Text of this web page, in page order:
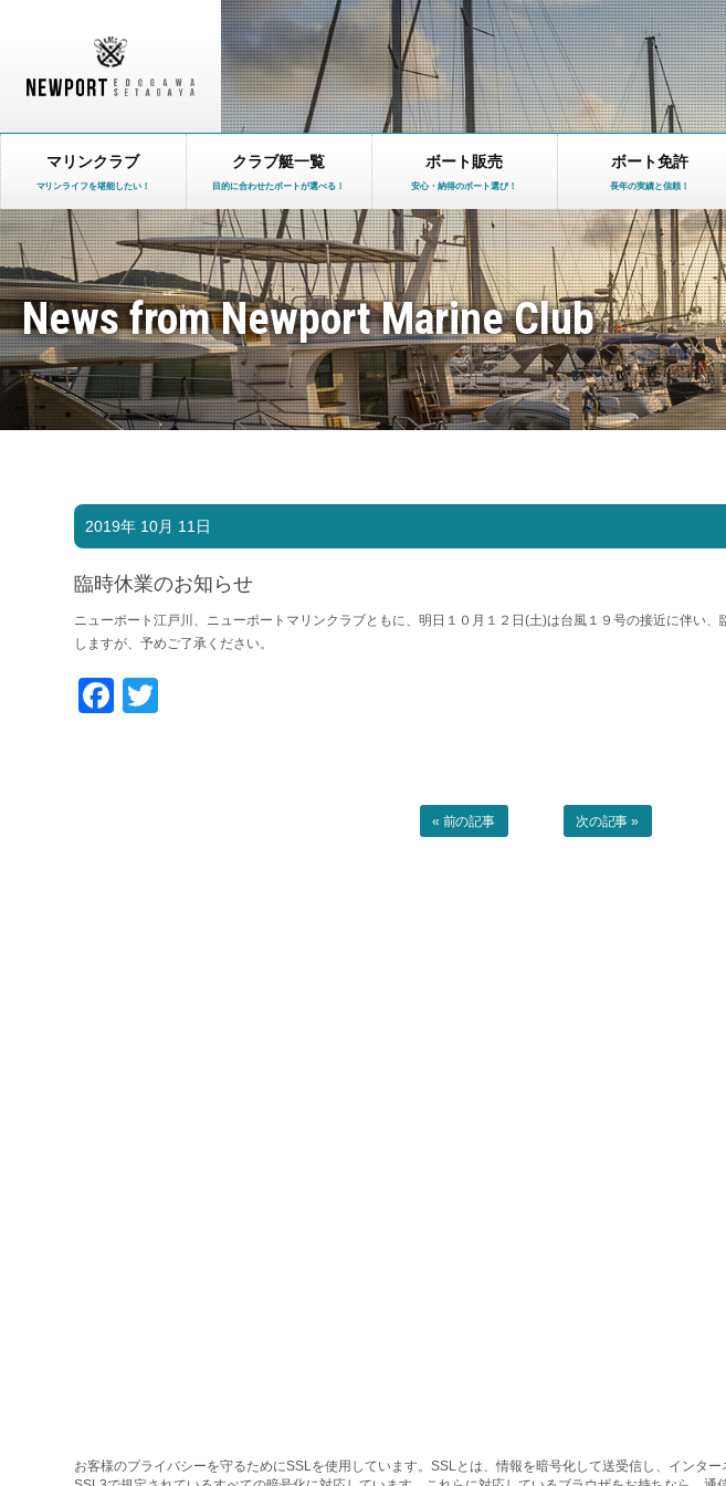
マリンクラブ
マリンライフを堪能したい！
クラブ艇一覧
目的に合わせたボートが選べる！
ボート販売
安心・納得のボート選び！
ボート免許
長年の実績と信頼！
News from Newport Marine Club
2019年 10月 11日
臨時休業のお知らせ
ニューポート江戸川、ニューポートマリンクラブともに、明日１０月１２日(土)は台風１９号の接近に伴い
しますが、予めご了承ください。
Facebook
« 前の記事 次の記事 »
お客様のプライバシーを守るためにSSLを使用しています。SSLとは、情報を暗号化して送受信し、インタ